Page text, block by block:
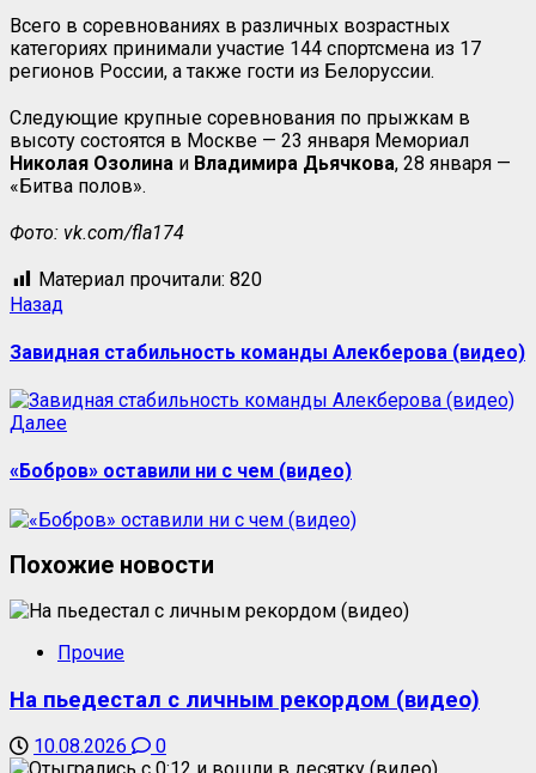
Всего в соревнованиях в различных возрастных
категориях принимали участие 144 спортсмена из 17
регионов России, а также гости из Белоруссии.
Следующие крупные соревнования по прыжкам в
высоту состоятся в Москве — 23 января Мемориал
Николая Озолина и Владимира Дьячкова, 28 января —
«Битва полов».
Фото: vk.com/fla174
Материал прочитали: 820
Навигация
записи
Назад
Завидная стабильность команды Алекберова (видео)
ДалееСледующая
«Бобров» оставили ни с чем (видео)
Похожие новости
Прочие
На пьедестал с личным рекордом (видео)
10.08.2026 0